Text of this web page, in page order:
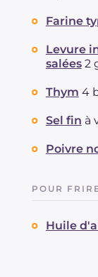
Farine
Levure
salées 2
Thym 4
Sel fin à
Poivre
POUR
Huile